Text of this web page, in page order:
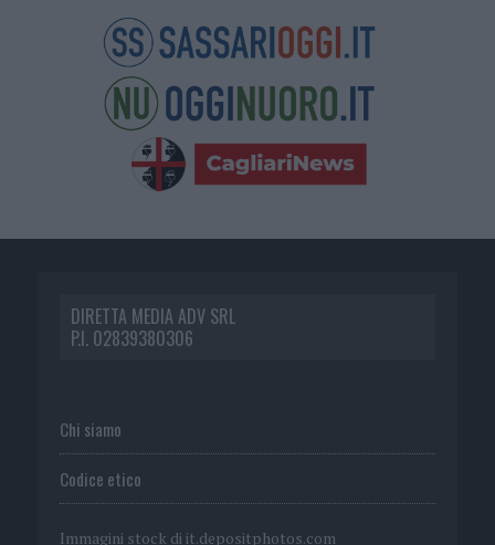
DIRETTA MEDIA ADV SRL
P.I. 02839380306
Chi siamo
Codice etico
Immagini stock di it.depositphotos.com